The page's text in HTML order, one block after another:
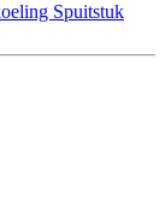
Spuitstuk